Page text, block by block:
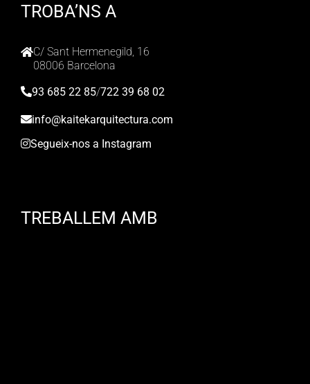
TROBA’NS A
C/ Sant Hermenegild, 16
08006 Barcelona
93 685 22 85/722 39 68 02
info@kaitekarquitectura.com
Segueix-nos a Instagram
TREBALLEM AMB